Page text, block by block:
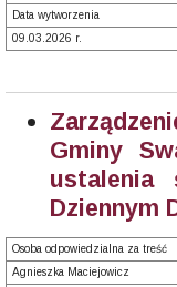
Data wytworzenia
09.03.2026 r.
Gminy
ustalenia
Dziennym
Osoba odpowiedzialna za treść
Agnieszka Maciejowicz